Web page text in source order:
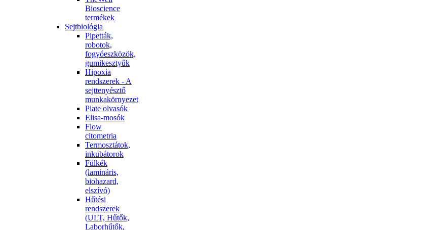
Bioscience
termékek
Sejtbiológia
Pipetták,
robotok,
fogyóeszközök,
gumikesztyűk
Hipoxia
rendszerek - A
sejttenyésztő
munkakörnyezet
Plate olvasók
Elisa-mosók
Flow
citometria
Termosztátok,
inkubátorok
Fülkék
(lamináris,
biohazard,
elszívó)
Hűtési
rendszerek
(ULT, Hűtők,
Laborhűtők,